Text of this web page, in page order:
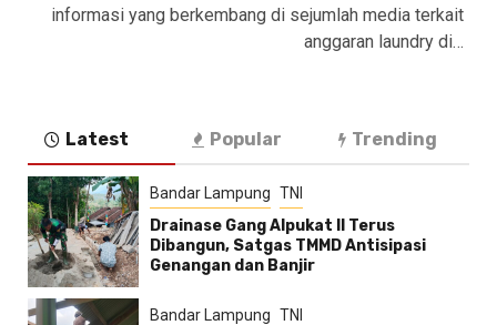
informasi yang berkembang di sejumlah media terkait
anggaran laundry di…
Latest Popular Trending
Bandar Lampung TNI
Drainase Gang Alpukat II Terus
Dibangun, Satgas TMMD Antisipasi
Genangan dan Banjir
Bandar Lampung TNI